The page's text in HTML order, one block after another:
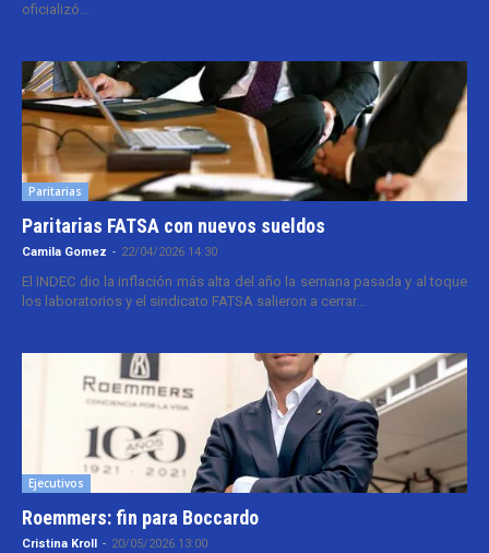
oficializó...
Paritarias
Paritarias FATSA con nuevos sueldos
Camila Gomez - 22/04/2026 14:30
El INDEC dio la inflación más alta del año la semana pasada y al toque
los laboratorios y el sindicato FATSA salieron a cerrar...
Ejecutivos
Roemmers: fin para Boccardo
Cristina Kroll - 20/05/2026 13:00